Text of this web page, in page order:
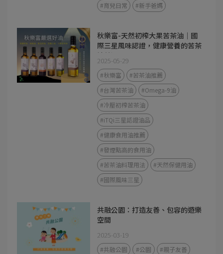
#育兒日常
#新手爸媽
秋樂富-天然初榨大果苦茶油｜國
際三星風味認證，健康營養的苦茶
油首選
2025-05-29
#秋樂富
#苦茶油推薦
#台灣苦茶油
#Omega-9油
#冷壓初榨苦茶油
#iTQi三星認證油品
#健康食用油推薦
#發煙點高的食用油
#苦茶油料理用法
#天然保健用油
#國際風味三星
共融公園：打造友善、包容的遊樂
空間
2025-03-19
#共融公園 #公園
#親子友善